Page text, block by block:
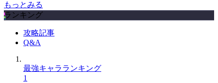
もっとみる
ランキング
攻略記事
Q&A
最強キャラランキング
1